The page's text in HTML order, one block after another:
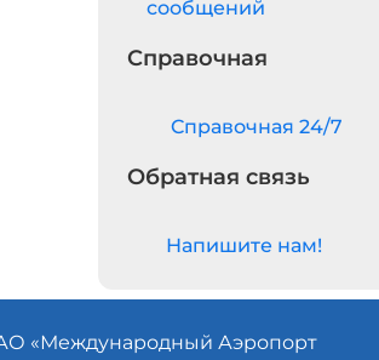
сообщений
Справочная
Cправочная 24/7
Обратная связь
Напишите нам!
«Международный Аэропорт